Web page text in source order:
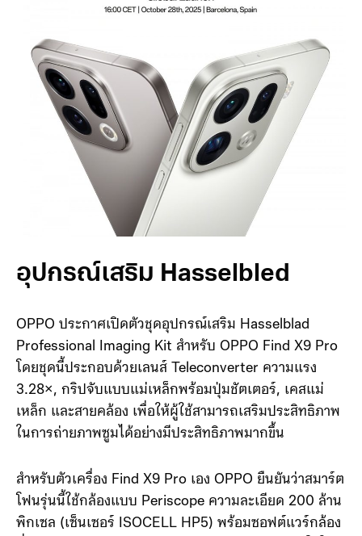
อุปกรณ์เสริม Hasselbled
OPPO ประกาศเปิดตัวชุดอุปกรณ์เสริม Hasselblad
Professional Imaging Kit สำหรับ OPPO Find X9 Pro
โดยชุดนี้ประกอบด้วยเลนส์ Teleconverter ความแรง
3.28×, กริปจับแบบแม่เหล็กพร้อมปุ่มชัตเตอร์, เคสแม่
เหล็ก และสายคล้อง เพื่อให้ผู้ใช้สามารถเสริมประสิทธิภาพ
ในการถ่ายภาพซูมได้อย่างมีประสิทธิภาพมากขึ้น
สำหรับตัวเครื่อง Find X9 Pro เอง OPPO ยืนยันว่าสมาร์ต
โฟนรุ่นนี้ใช้กล้องแบบ Periscope ความละเอียด 200 ล้าน
พิกเซล (เซ็นเซอร์ ISOCELL HP5) พร้อมซอฟต์แวร์กล้อง